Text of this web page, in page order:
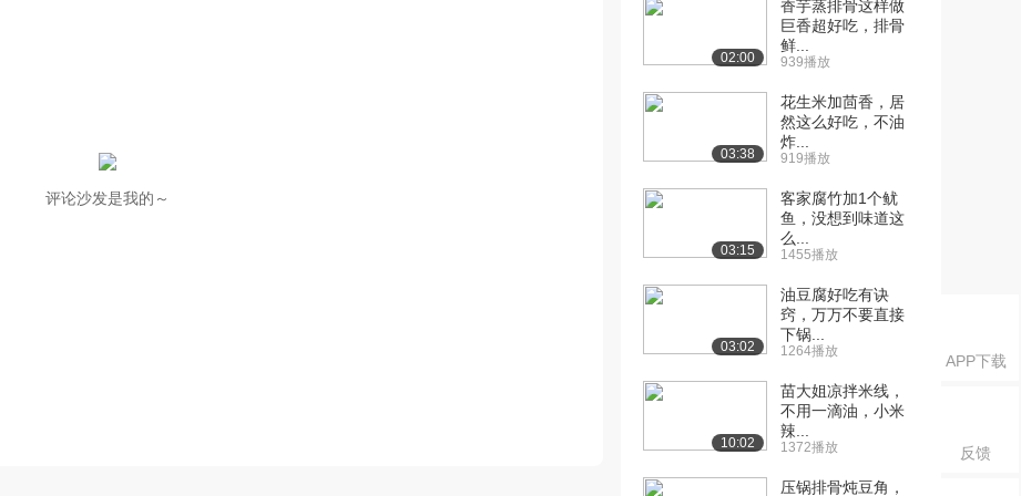
APP下载
反馈
评论沙发是我的～
02:00
香芋蒸排骨这样做
巨香超好吃，排骨
鲜...
939播放
03:38
花生米加茴香，居
然这么好吃，不油
炸...
919播放
03:15
客家腐竹加1个鱿
鱼，没想到味道这
么...
1455播放
03:02
油豆腐好吃有诀
窍，万万不要直接
下锅...
1264播放
10:02
苗大姐凉拌米线，
不用一滴油，小米
辣...
1372播放
压锅排骨炖豆角，